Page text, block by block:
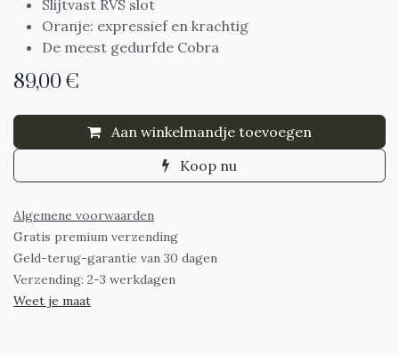
Slijtvast RVS slot
Oranje: expressief en krachtig
De meest gedurfde Cobra
89,00€
Aan winkelmandje toevoegen
Koop nu
Algemene voorwaarden
Gratis premium verzending
Geld-terug-garantie van 30 dagen
Verzending: 2-3 werkdagen
Weet je maat